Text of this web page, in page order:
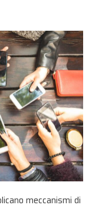
meccanismi di